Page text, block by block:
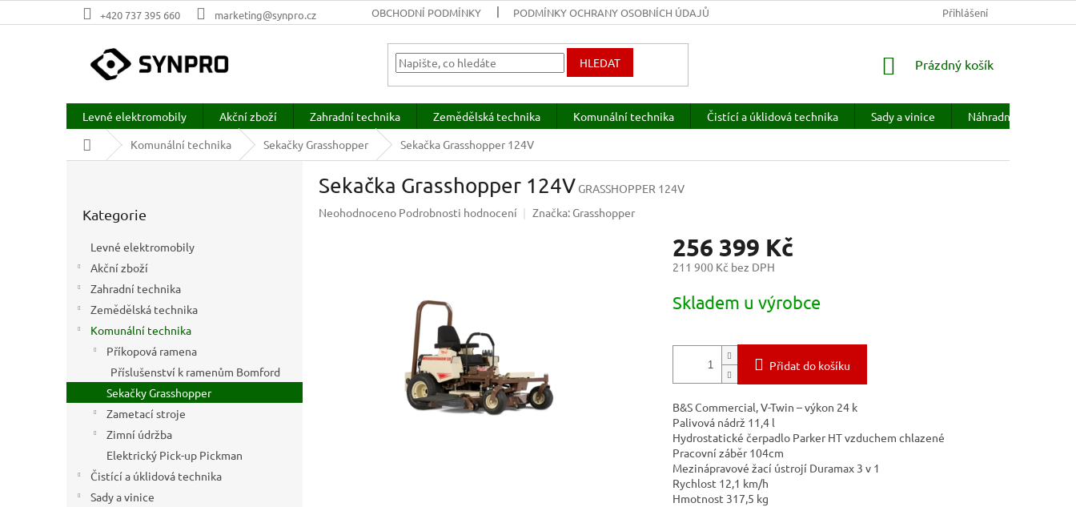
na
+420 737 395 660 marketing@synpro.cz OBCHODNÍ PODMÍNKY PODMÍNKY OCHRANY OSOBNÍCH ÚDAJŮ PRODÁVANÉ ZNAČKY
Přihlášení
HLEDAT
NÁKUPNÍ
Prázdný košík
Levné elektromobily Akční zboží Zahradní technika Zemědělská technika Komunální technika Čistící a úklidová technika Sady a vinice Náhradní díly
Domů
Komunální technika Sekačky Grasshopper Sekačka Grasshopper 124V
e
l
kategorie
Kategorie
Levné elektromobily
Akční zboží
Zahradní technika
Zemědělská technika
Komunální technika
Příkopová ramena
Příslušenství k ramenům Bomford
Sekačky Grasshopper
Zametací stroje
Zimní údržba
Elektrický Pick-up Pickman
Čistící a úklidová technika
Sady a vinice
Sekačka Grasshopper 124V GRASSHOPPER 124V
Průměrné
Neohodnoceno Podrobnosti hodnocení Značka: Grasshopper
256 399 Kč
211 900 Kč bez DPH
cena:
Skladem u výrobce
Přidat do košíku
B&S Commercial, V-Twin – výkon 24 k
Palivová nádrž 11,4 l
Hydrostatické čerpadlo Parker HT vzduchem chlazené
Pracovní záběr 104cm
Mezinápravové žací ústrojí Duramax 3 v 1
Rychlost 12,1 km/h
Hmotnost 317,5 kg